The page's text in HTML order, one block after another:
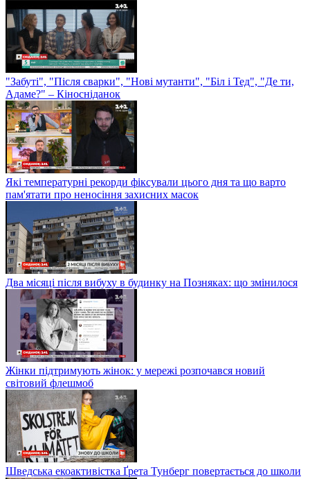
"Забуті", "Після сварки", "Нові мутанти", "Біл і Тед", "Де ти,
Адаме?" – Кіносніданок
Які температурні рекорди фіксували цього дня та що варто
пам'ятати про неносіння захисних масок
Два місяці після вибуху в будинку на Позняках: що змінилося
Жінки підтримують жінок: у мережі розпочався новий
світовий флешмоб
Шведська екоактивістка Ґрета Тунберг повертається до школи